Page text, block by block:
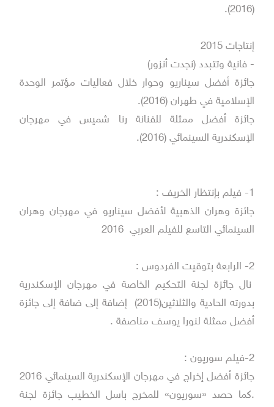
إنتاجات 2015
- فانية وتتبدد (نجدت أنزور)
جائزة أفضل سيناريو وحوار خلال فعاليات مؤتمر الوحدة
الإسلامية في طهران (2016).
جائزة أفضل ممثلة للفنانة رنا شميس في مهرجان
الإسكندرية السينمائي (2016).
جائزة وهران الذهبية لأفضل سيناريو في مهرجان وهران
السينمائي التاسع للفيلم العربي 2016
نال جائزة لجنة التحكيم الخاصة في مهرجان الإسكندرية
بدورته الحادية والثلاثين(2015) إضافة إلى ضافة إلى جائزة
أفضل ممثلة لنورا يوسف مناصفة .
جائزة أفضل إخراج في مهرجان الإسكندرية السينمائي 2016
.كما حصد «سوريون» للمخرج باسل الخطيب جائزة لجنة